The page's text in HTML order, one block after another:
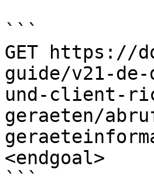
```
GET https://
guide/v21-
und-client-
geraeten/
<endgoal>
```